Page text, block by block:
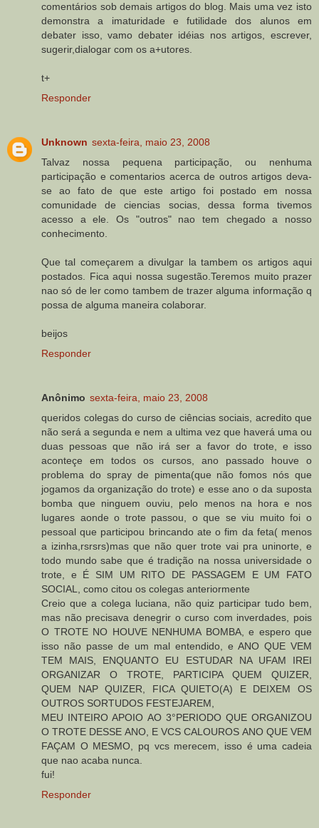
comentários sob demais artigos do blog. Mais uma vez isto
demonstra a imaturidade e futilidade dos alunos em
debater isso, vamo debater idéias nos artigos, escrever,
sugerir,dialogar com os a+utores.
t+
Responder
Unknown sexta-feira, maio 23, 2008
Talvaz nossa pequena participação, ou nenhuma
participação e comentarios acerca de outros artigos deva-
se ao fato de que este artigo foi postado em nossa
comunidade de ciencias socias, dessa forma tivemos
acesso a ele. Os "outros" nao tem chegado a nosso
conhecimento.
Que tal começarem a divulgar la tambem os artigos aqui
postados. Fica aqui nossa sugestão.Teremos muito prazer
nao só de ler como tambem de trazer alguma informação q
possa de alguma maneira colaborar.
beijos
Responder
Anônimo sexta-feira, maio 23, 2008
queridos colegas do curso de ciências sociais, acredito que
não será a segunda e nem a ultima vez que haverá uma ou
duas pessoas que não irá ser a favor do trote, e isso
aconteçe em todos os cursos, ano passado houve o
problema do spray de pimenta(que não fomos nós que
jogamos da organização do trote) e esse ano o da suposta
bomba que ninguem ouviu, pelo menos na hora e nos
lugares aonde o trote passou, o que se viu muito foi o
pessoal que participou brincando ate o fim da feta( menos
a izinha,rsrsrs)mas que não quer trote vai pra uninorte, e
todo mundo sabe que é tradição na nossa universidade o
trote, e É SIM UM RITO DE PASSAGEM E UM FATO
SOCIAL, como citou os colegas anteriormente
Creio que a colega luciana, não quiz participar tudo bem,
mas não precisava denegrir o curso com inverdades, pois
O TROTE NO HOUVE NENHUMA BOMBA, e espero que
isso não passe de um mal entendido, e ANO QUE VEM
TEM MAIS, ENQUANTO EU ESTUDAR NA UFAM IREI
ORGANIZAR O TROTE, PARTICIPA QUEM QUIZER,
QUEM NAP QUIZER, FICA QUIETO(A) E DEIXEM OS
OUTROS SORTUDOS FESTEJAREM,
MEU INTEIRO APOIO AO 3°PERIODO QUE ORGANIZOU
O TROTE DESSE ANO, E VCS CALOUROS ANO QUE VEM
FAÇAM O MESMO, pq vcs merecem, isso é uma cadeia
que nao acaba nunca.
fui!
Responder